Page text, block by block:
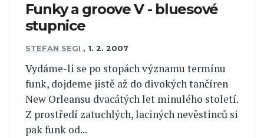
Funky a groove V - bluesové
stupnice
STEFAN SEGI , 1. 2. 2007
Vydáme-li se po stopách významu termínu
funk, dojdeme jistě až do divokých tančíren
New Orleansu dvacátých let minulého století.
Z prostředí zatuchlých, laciných nevěstinců si
pak funk od...